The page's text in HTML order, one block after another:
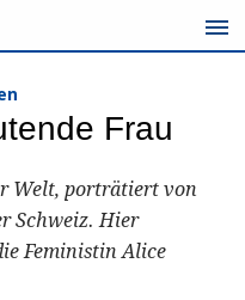
Frau
Welt, porträtiert von
Schweiz. Hier
Feministin Alice